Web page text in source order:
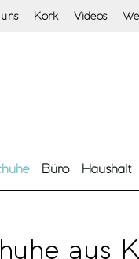
Kork Videos
Büro Haushalt
aus